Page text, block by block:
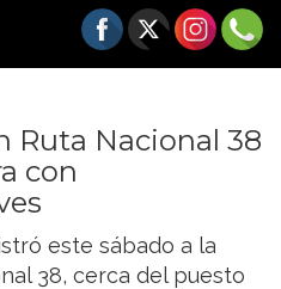
Ruta Nacional 38
con
este sábado a la
38, cerca del puesto